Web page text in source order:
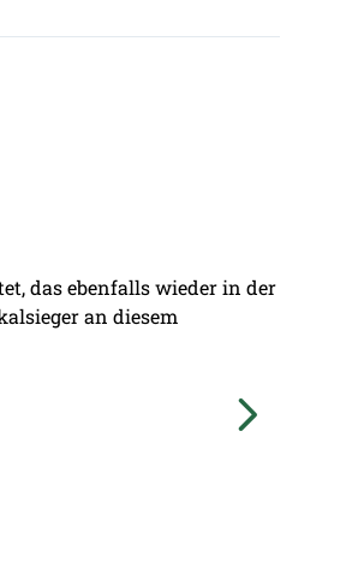
das ebenfalls wieder in der
an diesem